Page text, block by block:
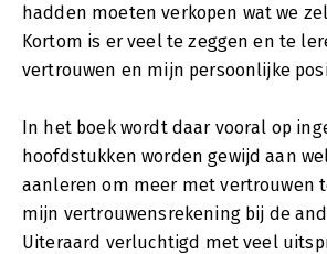
hadden moeten verkopen wat we
Kortom is er veel te zeggen en te
vertrouwen en mijn persoonlijke
In het boek wordt daar vooral op
hoofdstukken worden gewijd aan
aanleren om meer met vertrouwen
mijn vertrouwensrekening bij de
Uiteraard verluchtigd met veel